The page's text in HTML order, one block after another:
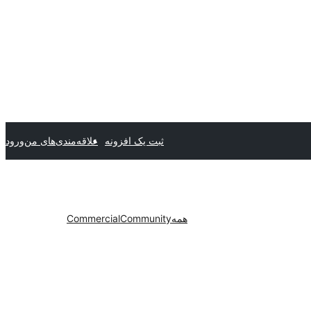
ثبت یک افزونه علاقه‌مندی‌های منورود
همهCommunity
Commercial